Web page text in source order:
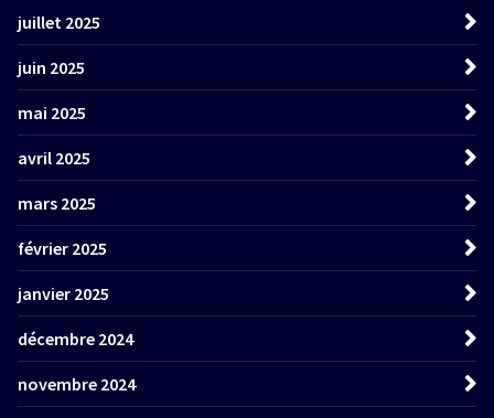
juillet 2025
juin 2025
mai 2025
avril 2025
mars 2025
février 2025
janvier 2025
décembre 2024
novembre 2024